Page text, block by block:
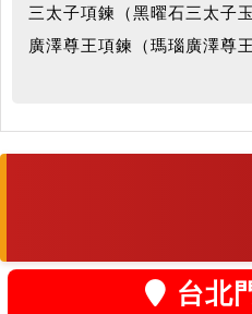
三太子項鍊（黑曜石三太子
廣澤尊王項鍊（瑪瑙廣澤尊
台北